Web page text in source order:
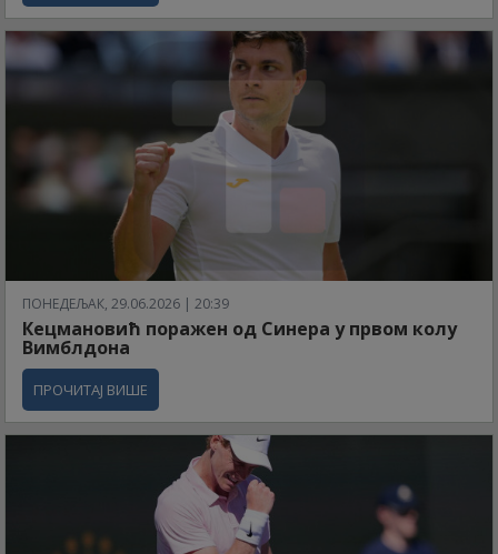
ПОНЕДЕЉАК, 29.06.2026 | 20:39
Кецмановић поражен од Синера у првом колу
Вимблдона
ПРОЧИТАЈ ВИШЕ